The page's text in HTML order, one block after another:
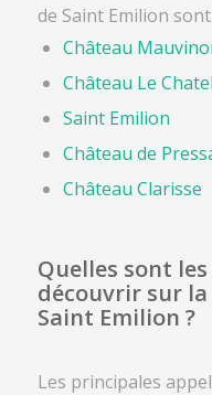
de Saint Emilion sont
Château
Château Le
Saint Emilion
Château de
Château Clarisse
Quelles sont
découvrir sur
Saint Emilion ?
Les principales